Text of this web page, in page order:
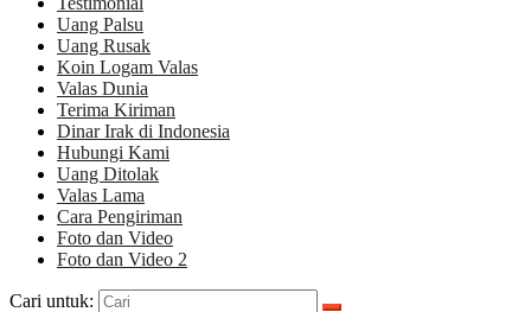
Uang Palsu
Uang Rusak
Koin Logam Valas
Valas Dunia
Terima Kiriman
Dinar Irak di Indonesia
Hubungi Kami
Uang Ditolak
Valas Lama
Cara Pengiriman
Foto dan Video
Foto dan Video 2
Cari untuk: